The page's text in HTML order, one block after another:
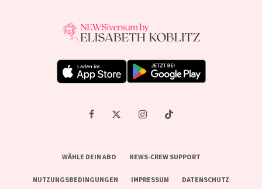
WÄHLE DEIN ABO NEWS-CREW SUPPORT
NUTZUNGSBEDINGUNGEN IMPRESSUM DATENSCHUTZ